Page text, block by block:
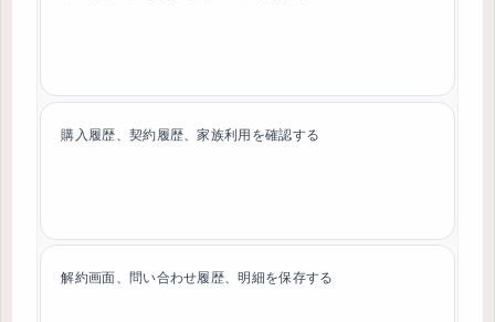
購入履歴、契約履歴、家族利用を確認する
解約画面、問い合わせ履歴、明細を保存する